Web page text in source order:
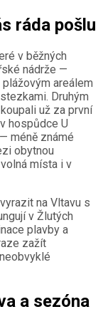
ráda pošlu
v běžných
nádrže —
areálem
Druhým
už za první
hospůdce U
méně známé
obytnou
místa i v
na Vltavu s
v Žlutých
plavby a
zažít
a sezóna